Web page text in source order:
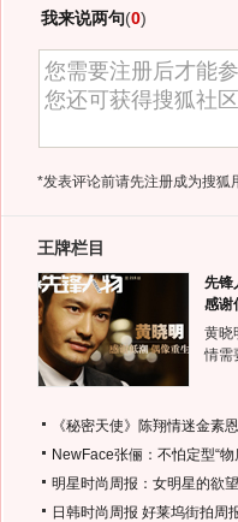
我来说两句(0)
*发表评论前请先注册成为搜狐
王牌栏目
先锋
感谢
黄晓
情
《秘密天使》陈翔情迷金素
NewFace张俪：不怕定型“物
明星时尚周报：女明星的欲
日韩时尚周报 好莱坞街拍周